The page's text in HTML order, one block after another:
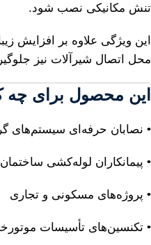
تنش مکانیکی نصب شود.
این ویژگی علاوه بر افزایش
محل اتصال شیرآلات نیز
این محصول برای
• نصابان حرفه‌ای سیستم‌های
• پیمانکاران لوله‌کشی ساختمان
• پروژه‌های مسکونی و تجاری
• تکنسین‌های تأسیسات